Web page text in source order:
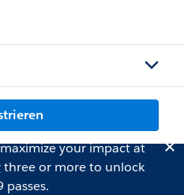
your impact at
three or more to unlock
passes.